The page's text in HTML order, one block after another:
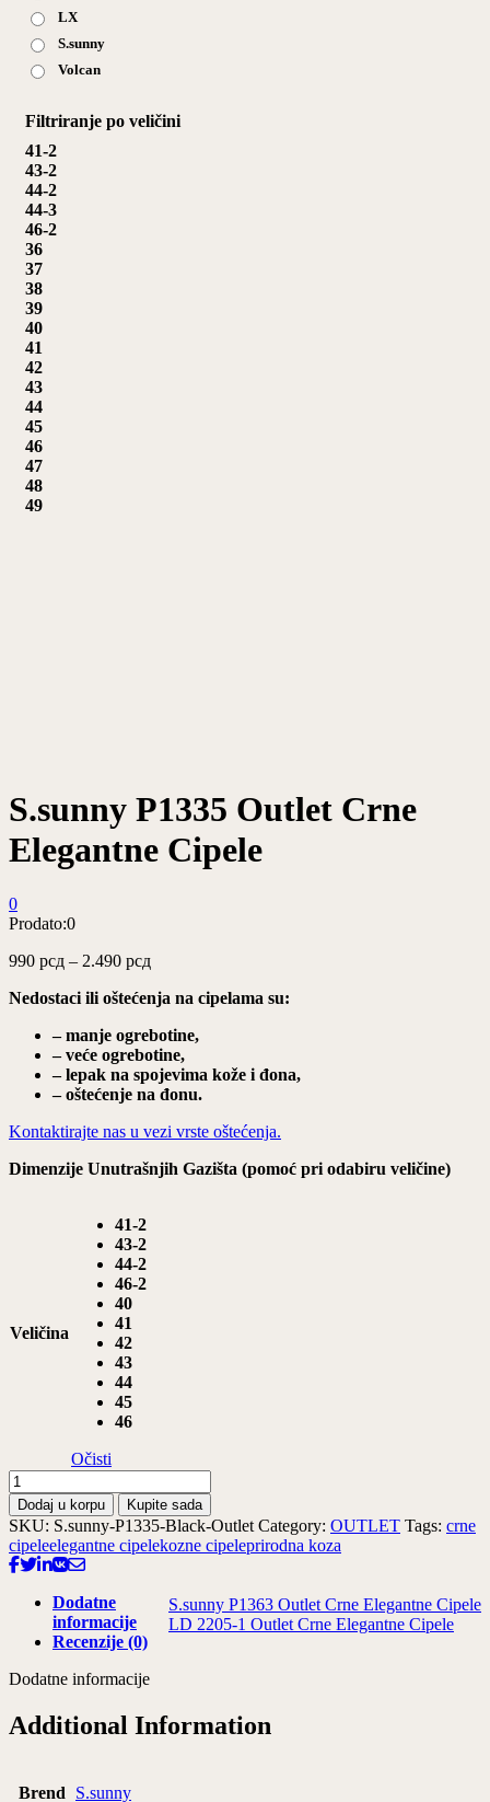
LX
S.sunny
Volcan
Filtriranje po veličini
41-2
43-2
44-2
44-3
46-2
36
37
38
39
40
41
42
43
44
45
46
47
48
49
S.sunny P1335 Outlet Crne
Elegantne Cipele
0
Prodato:0
990 рсд – 2.490 рсдRaspon
od
do
2.490 рсд
Nedostaci ili oštećenja na cipelama su:
– manje ogrebotine,
– veće ogrebotine,
– lepak na spojevima kože i đona,
– oštećenje na đonu.
Kontaktirajte nas u vezi vrste oštećenja.
Dimenzije Unutrašnjih Gazišta (pomoć pri odabiru veličine)
Veličina
41-2
43-2
44-2
46-2
40
41
42
43
44
45
46
Očisti
S.sunny
P1335
Outlet
Crne
Elegantne
Cipele
količina
Dodaj u korpu Kupite sada
SKU: S.sunny-P1335-Black-Outlet Category: OUTLET Tags: crne
cipeleelegantne cipelekozne cipeleprirodna koza
S.sunny P1363 Outlet Crne Elegantne Cipele
LD 2205-1 Outlet Crne Elegantne Cipele
Dodatne
informacije
Recenzije (0)
Dodatne informacije
Additional Information
Brend S.sunny